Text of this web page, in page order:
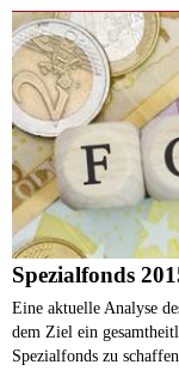
Spezialfonds
Eine aktuelle Analyse
dem Ziel ein
Spezialfonds zu schaffen.